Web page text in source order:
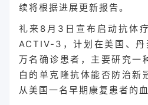
续将根据进展更新报告。
礼来8月3日宣布启动抗体
ACTIV-3，计划在美国、丹
万名确诊患者，主要研究一
白的单克隆抗体能否防治新
从美国一名早期康复患者的